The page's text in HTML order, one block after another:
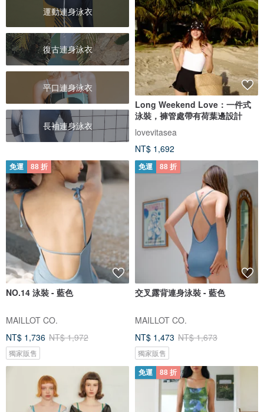
運動連身泳衣
復古連身泳衣
平口連身泳衣
長袖連身泳衣
Long Weekend Love：一件式
泳裝，褲管處帶有荷葉邊設計
lovevitasea
NT$ 1,692
免運 88 折
NO.14 泳裝 - 藍色
MAILLOT CO.
NT$ 1,736 NT$ 1,972
獨家販售
免運 88 折
交叉露背連身泳裝 - 藍色
MAILLOT CO.
NT$ 1,473 NT$ 1,673
獨家販售
免運 88 折